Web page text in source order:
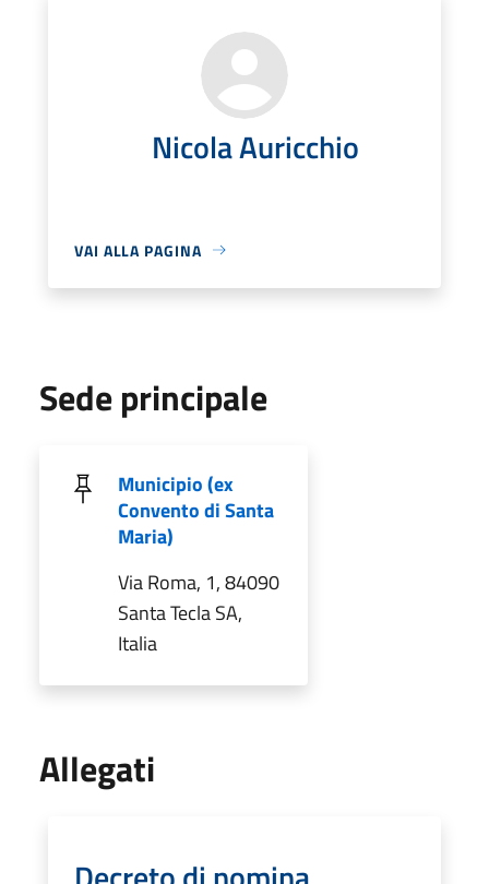
Nicola Auricchio
VAI ALLA PAGINA
Sede principale
Municipio (ex
Convento di Santa
Maria)
Via Roma, 1, 84090
Santa Tecla SA,
Italia
Allegati